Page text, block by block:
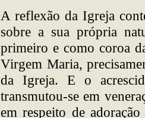
A reflexão da Igreja
sobre a sua própria
primeiro e como coroa
Virgem Maria,
da Igreja. E o
transmutou-se em
em respeito de